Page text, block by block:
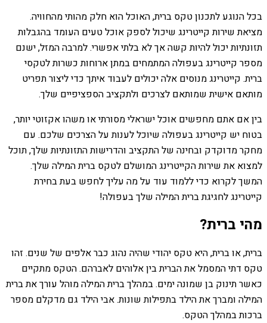
בכל הנוגע לתכנון טקס ברית, האוכל הוא חלק מהותי מהחוויה.
מציאת שירות קייטרינג שיכול לספק אוכל טעים העומד בהגבלות
תזונתיות יכול להיות קשה אך לא בלתי אפשרי. למרבה המזל, ישנם
מספר קייטרינג בעפולה המתמחים במתן ארוחות כשרות לטקסי
ברית. קייטרינג מנוסים אלה יכולים לעבוד איתך כדי ליצור תפריט
מותאם אישית שמותאם לצרכים ולתקציב הספציפיים שלך.
בין אם אתם מחפשים אוכל ישראלי מסורתי או משהו אקזוטי יותר,
בטוח יש קייטרינג בעפולה שיוכל לענות על הצרכים שלכם. עם
מחקר מדוקדק ובחינה של התקציב והדרישות התזונתיות שלך, תוכל
למצוא את שירות הקייטרינג המושלם לטקס ברית המילה שלך.
המשך לקרוא כדי ללמוד עוד על מה עליך לחפש בעת בחירת
קייטרינג לחגיגת ברית המילה שלך בעפולה!
מהי ברית?
ברית, או ברית, היא טקס יהודי שהיה נהוג כבר אלפים של שנים. זהו
טקס דתי המסמל את הברית בין אלוהים לאברהם. הטקס מתקיים
כאשר תינוק בן שמונה ימים. במהלך ברית המילה מוהל עורך את ברית
המילה ומברך את הילד בתפילות שונות. אבי הילד גם מדקלם מספר
ברכות במהלך הטקס.